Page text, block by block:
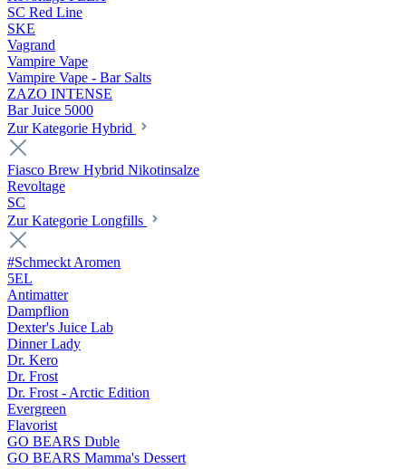
SC Red Line
SKE
Vagrand
Vampire Vape
Vampire Vape - Bar Salts
ZAZO INTENSE
Bar Juice 5000
Zur Kategorie Hybrid
Fiasco Brew Hybrid Nikotinsalze
Revoltage
SC
Zur Kategorie Longfills
#Schmeckt Aromen
5EL
Antimatter
Dampflion
Dexter's Juice Lab
Dinner Lady
Dr. Kero
Dr. Frost
Dr. Frost - Arctic Edition
Evergreen
Flavorist
GO BEARS Duble
GO BEARS Mamma's Dessert